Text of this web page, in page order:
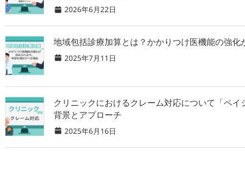
2026年6月22日
地域包括診療加算とは？かかりつけ医機能の強
2025年7月11日
クリニックにおけるクレーム対応について「ペ
背景とアプローチ
2025年6月16日